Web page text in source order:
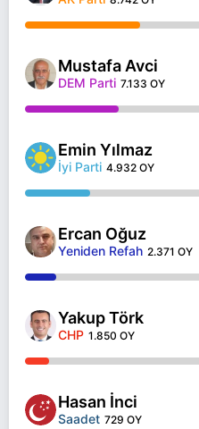
Mustafa Avci
DEM Parti 7.133 OY
Emin Yılmaz
İyi Parti 4.932 OY
Ercan Oğuz
Yeniden Refah 2.371 OY
Yakup Törk
CHP 1.850 OY
Hasan İnci
Saadet 729 OY